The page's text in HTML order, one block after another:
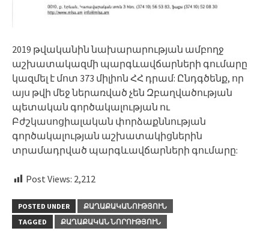
2019 թվականին նախարարության ամբողջ
աշխատակազմի պարգևավճարների գումարը
կազմել է մոտ 373 միլիոն ՀՀ դրամ: Ընդգծենք, որ
այս թվի մեջ ներառված չեն Զբաղվածության
պետական գործակալության ու
Բժշկասոցիալական փորձաքննության
գործակալության աշխատակիցներին
տրամադրված պարգևավճարների գումարը:
Post Views: 2,212
POSTED UNDER
ՔԱՂԱՔԱԿԱՆՈՒԹՅՈՒՆ
TAGGED
ՔԱՂԱՔԱԿԱՆ ՆՈՐՈՒԹՅՈՒՆ